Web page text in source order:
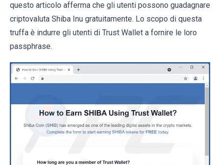
questo articolo afferma che gli utenti possono guadagnare
criptovaluta Shiba Inu gratuitamente. Lo scopo di questa
truffa è indurre gli utenti di Trust Wallet a fornire le loro
passphrase.